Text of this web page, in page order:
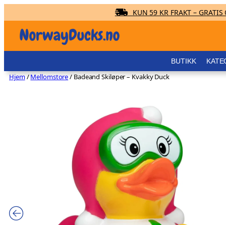
innhold
KUN 59 KR FRAKT – GRATIS
BUTIKK
Hjem/Mellomstore/ Badeand Skiløper – Kvakky Duck